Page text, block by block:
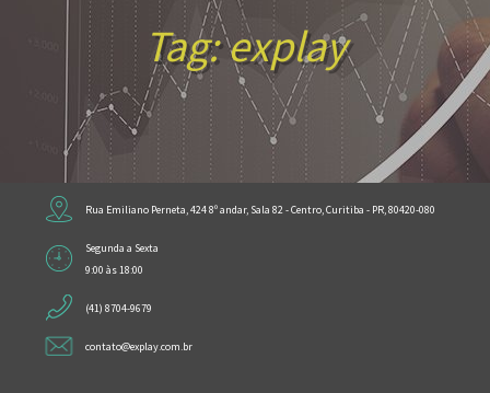
Tag:explay
Rua Emiliano Perneta, 424 8º andar, Sala 82 - Centro, Curitiba - PR, 80420-080
Segunda a Sexta
9:00 às 18:00
(41) 8704-9679
contato@explay.com.br